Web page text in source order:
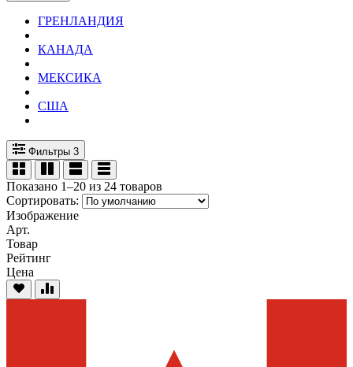
ГРЕНЛАНДИЯ
КАНАДА
МЕКСИКА
США
Фильтры 3
Показано 1–20 из 24 товаров
Сортировать:
Изображение
Арт.
Товар
Рейтинг
Цена